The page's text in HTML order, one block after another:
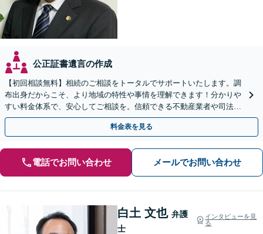
公正証書遺言の作成
【初回相談無料】相続のご相談をトータルでサポートいたします。調
布出身だからこそ、より地域の特性や事情を理解できます！分かりや
すい料金体系で、安心してご相談を。信頼できる不動産業者や司法書
士、税理士などもご紹介可【出張相談可】【土日祝対応可】
料金表を見る
電話でお問い合わせ メールでお問い合わせ
白土 文也 弁護
士
インタビューを見
る